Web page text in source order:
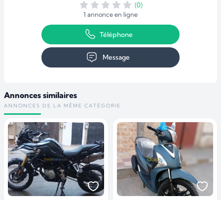
(0)
1 annonce en ligne
Téléphone
Message
Annonces similaires
ANNONCES DE LA MÊME CATÉGORIE